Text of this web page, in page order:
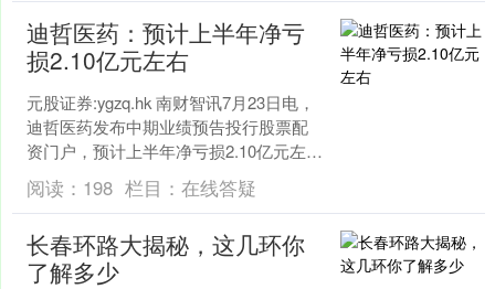
迪哲医药：预计上半年净亏
损2.10亿元左右
元股证券:ygzq.hk 南财智讯7月23日电，
迪哲医药发布中期业绩预告投行股票配
资门户，预计上半年净亏损2.10亿元左
右。报告期内，公司已获批的两款产品
舒沃哲....
阅读： 198 栏目： 在线答疑
长春环路大揭秘，这几环你
了解多少